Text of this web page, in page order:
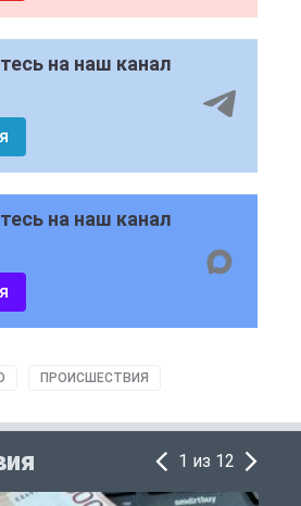
на наш канал
на наш канал
ПРОИСШЕСТВИЯ
1 из 12